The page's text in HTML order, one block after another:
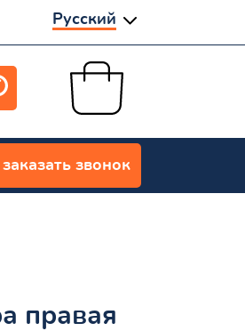
Русский
заказать звонок
правая